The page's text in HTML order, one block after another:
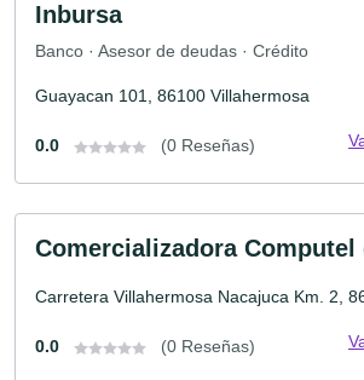
Inbursa
Banco · Asesor de deudas · Crédito
Guayacan 101, 86100 Villahermosa
0.0 (0 Reseñas)
Comercializadora Computel
Carretera Villahermosa Nacajuca Km. 2,
0.0 (0 Reseñas)